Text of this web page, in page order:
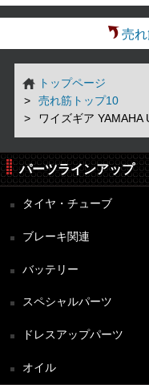
売
トップページ
売れ筋トップ10
ワイズギア YAMAHA
パーツラインアップ
タイヤ・チューブ
ブレーキ関連
バッテリー
スペシャルパーツ
ドレスアップパーツ
オイル